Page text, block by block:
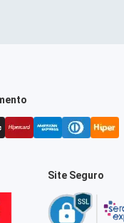
Site Seguro